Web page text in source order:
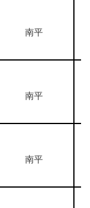
南平
南平
南平